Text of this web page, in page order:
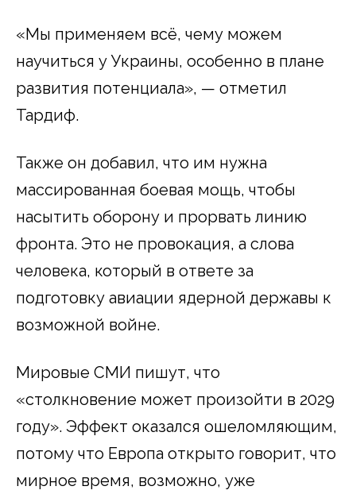
«Мы применяем всё, чему можем
научиться у Украины, особенно в плане
развития потенциала», — отметил
Тардиф.
Также он добавил, что им нужна
массированная боевая мощь, чтобы
насытить оборону и прорвать линию
фронта. Это не провокация, а слова
человека, который в ответе за
подготовку авиации ядерной державы к
возможной войне.
Мировые СМИ пишут, что
«столкновение может произойти в 2029
году». Эффект оказался ошеломляющим,
потому что Европа открыто говорит, что
мирное время, возможно, уже